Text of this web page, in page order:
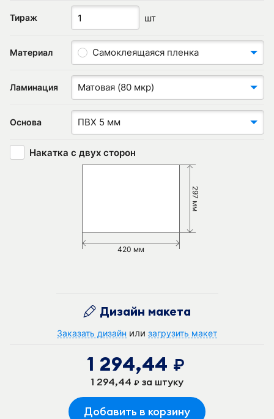
Тираж шт
Материал Самоклеящаяся пленка
Ламинация Матовая (80 мкр)
Основа ПВХ 5 мм
Накатка с двух сторон
297 мм
420 мм
Дизайн макета
Заказать дизайн или загрузить макет
1 294,44 руб.
1 294,44 руб.за штуку
Добавить в корзину